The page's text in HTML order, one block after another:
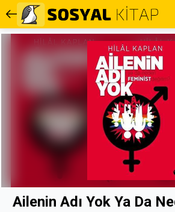
Ailenin Adı Yok Ya Da